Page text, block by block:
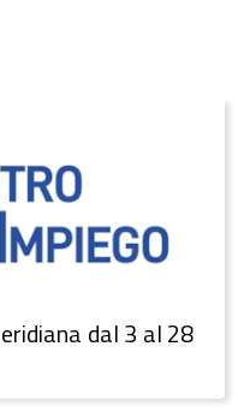
dal 3 al 28